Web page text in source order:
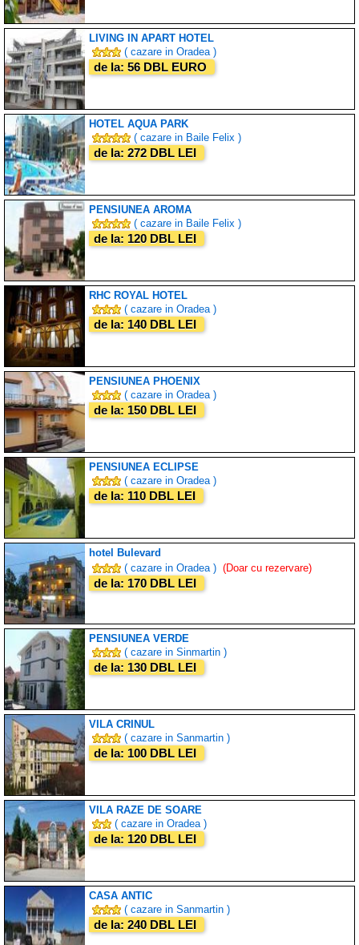
LIVING IN APART HOTEL
( cazare in Oradea )
de la: 56 DBL EURO
HOTEL AQUA PARK
( cazare in Baile Felix )
de la: 272 DBL LEI
PENSIUNEA AROMA
( cazare in Baile Felix )
de la: 120 DBL LEI
RHC ROYAL HOTEL
( cazare in Oradea )
de la: 140 DBL LEI
PENSIUNEA PHOENIX
( cazare in Oradea )
de la: 150 DBL LEI
PENSIUNEA ECLIPSE
( cazare in Oradea )
de la: 110 DBL LEI
hotel Bulevard
( cazare in Oradea ) (Doar cu rezervare)
de la: 170 DBL LEI
PENSIUNEA VERDE
( cazare in Sinmartin )
de la: 130 DBL LEI
VILA CRINUL
( cazare in Sanmartin )
de la: 100 DBL LEI
VILA RAZE DE SOARE
( cazare in Oradea )
de la: 120 DBL LEI
CASA ANTIC
( cazare in Sanmartin )
de la: 240 DBL LEI